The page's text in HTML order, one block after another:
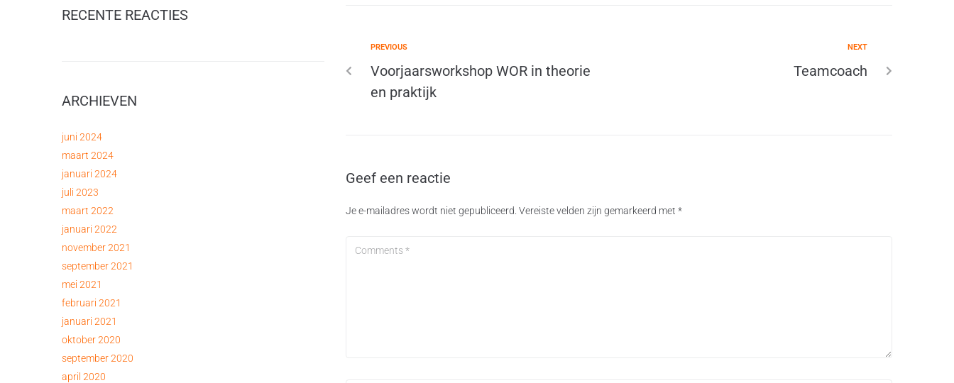
PREVIOUS
Voorjaarsworkshop WOR in theorie
en praktijk
NEXT
Teamcoach
Geef een reactie
Je e-mailadres wordt niet gepubliceerd. Vereiste velden zijn gemarkeerd met *
RECENTE REACTIES
ARCHIEVEN
juni 2024
maart 2024
januari 2024
juli 2023
maart 2022
januari 2022
november 2021
september 2021
mei 2021
februari 2021
januari 2021
oktober 2020
september 2020
april 2020